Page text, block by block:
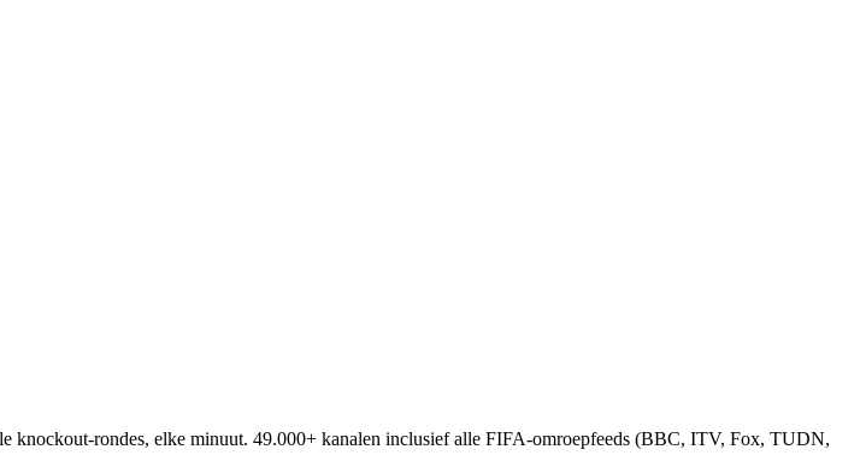
rondes, elke minuut. 49.000+ kanalen inclusief alle FIFA-omroepfeeds (BBC, ITV, Fox, TUDN,